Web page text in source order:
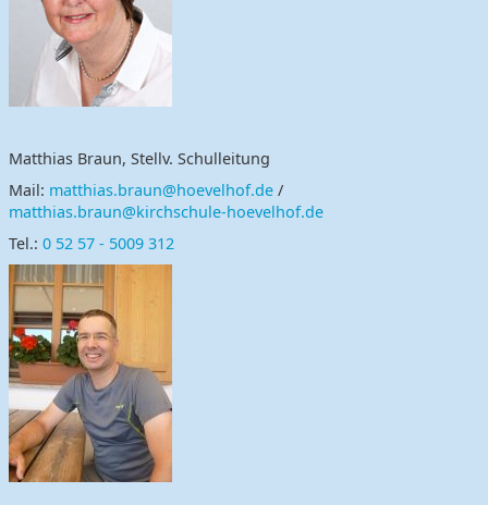
Matthias Braun, Stellv. Schulleitung
Mail: matthias.braun@hoevelhof.de /
matthias.braun@kirchschule-hoevelhof.de
Tel.: 0 52 57 - 5009 312